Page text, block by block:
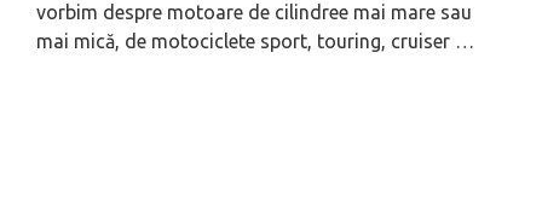
vorbim despre motoare de cilindree mai mare sau
mai mică, de motociclete sport, touring, cruiser …